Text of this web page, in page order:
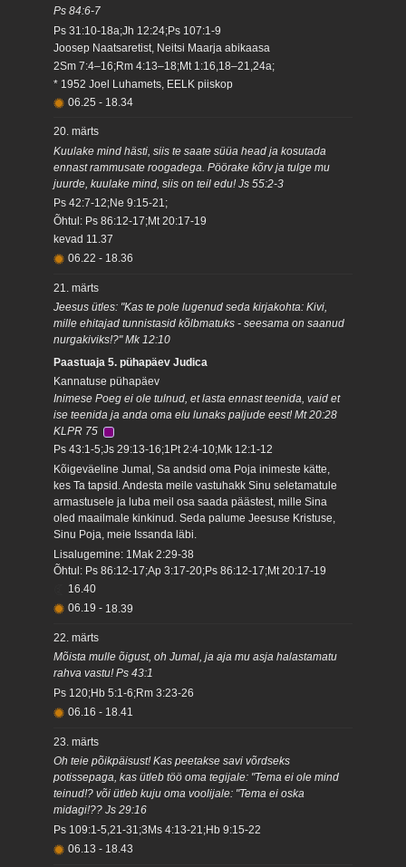
Ps 84:6-7
Ps 31:10-18a;Jh 12:24;Ps 107:1-9
Joosep Naatsaretist, Neitsi Maarja abikaasa
2Sm 7:4–16;Rm 4:13–18;Mt 1:16,18–21,24a;
* 1952 Joel Luhamets, EELK piiskop
06.25 - 18.34
20. märts
Kuulake mind hästi, siis te saate süüa head ja kosutada
ennast rammusate roogadega. Pöörake kõrv ja tulge mu
juurde, kuulake mind, siis on teil edu! Js 55:2-3
Ps 42:7-12;Ne 9:15-21;
Õhtul: Ps 86:12-17;Mt 20:17-19
kevad 11.37
06.22 - 18.36
21. märts
Jeesus ütles: "Kas te pole lugenud seda kirjakohta: Kivi,
mille ehitajad tunnistasid kõlbmatuks - seesama on saanud
nurgakiviks!?" Mk 12:10
Paastuaja 5. pühapäev Judica
Kannatuse pühapäev
Inimese Poeg ei ole tulnud, et lasta ennast teenida, vaid et
ise teenida ja anda oma elu lunaks paljude eest! Mt 20:28
KLPR 75
Ps 43:1-5;Js 29:13-16;1Pt 2:4-10;Mk 12:1-12
Kõigeväeline Jumal, Sa andsid oma Poja inimeste kätte,
kes Ta tapsid. Andesta meile vastuhakk Sinu seletamatule
armastusele ja luba meil osa saada päästest, mille Sina
oled maailmale kinkinud. Seda palume Jeesuse Kristuse,
Sinu Poja, meie Issanda läbi.
Lisalugemine: 1Mak 2:29-38
Õhtul: Ps 86:12-17;Ap 3:17-20;Ps 86:12-17;Mt 20:17-19
16.40
06.19 - 18.39
22. märts
Mõista mulle õigust, oh Jumal, ja aja mu asja halastamatu
rahva vastu! Ps 43:1
Ps 120;Hb 5:1-6;Rm 3:23-26
06.16 - 18.41
23. märts
Oh teie põikpäisust! Kas peetakse savi võrdseks
potissepaga, kas ütleb töö oma tegijale: "Tema ei ole mind
teinud!? või ütleb kuju oma voolijale: "Tema ei oska
midagi!?? Js 29:16
Ps 109:1-5,21-31;3Ms 4:13-21;Hb 9:15-22
06.13 - 18.43